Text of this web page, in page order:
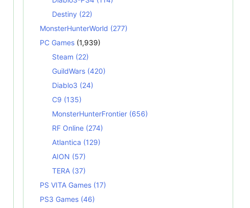
Destiny (22)
MonsterHunterWorld (277)
PC Games (1,939)
Steam (22)
GuildWars (420)
Diablo3 (24)
C9 (135)
MonsterHunterFrontier (656)
RF Online (274)
Atlantica (129)
AION (57)
TERA (37)
PS VITA Games (17)
PS3 Games (46)